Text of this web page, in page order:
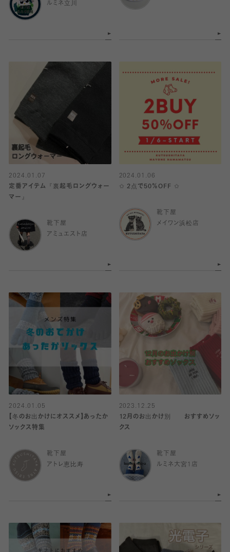
ルミネ立川
2024.01.07
定番アイテム『裏起毛ロングウォー
マー』
靴下屋
アミュエスト店
2024.01.06
✩ 2点で50％OFF ✩
靴下屋
メイワン浜松店
2024.01.05
【冬のお出かけにオススメ】あったか
ソックス特集
靴下屋
アトレ恵比寿
2023.12.25
12月のお出かけ別 おすすめソッ
クス
靴下屋
ルミネ大宮1店